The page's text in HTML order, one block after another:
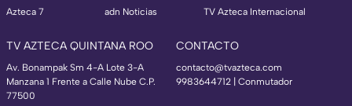
Azteca 7
adn Noticias
TV Azteca Internacional
TV AZTECA QUINTANA ROO
Av. Bonampak Sm 4-A Lote 3-A
Manzana 1 Frente a Calle Nube C.P.
77500
CONTACTO
contacto@tvazteca.com
9983644712 | Conmutador